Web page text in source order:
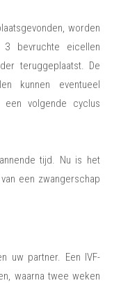
worden
bevruchte eicellen
teruggeplaatst. De
kunnen eventueel
volgende cyclus
tijd. Nu is het
een zwangerschap
uw partner. Een IVF-
waarna twee weken